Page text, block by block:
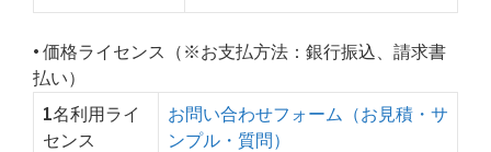
• 価格ライセンス（※お支払方法：銀行振込、請求書
払い）
1名利用ライ
センス
お問い合わせフォーム（お見積・サ
ンプル・質問）